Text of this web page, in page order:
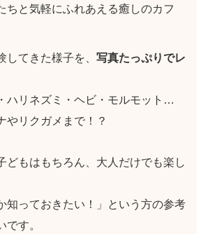
ちと気軽にふれあえる癒しのカフ
してきた様子を、 写真たっぷりでレ
ハリネズミ・ヘビ・モルモット…
やリクガメまで！？
どもはもちろん、大人だけでも楽し
知っておきたい！」という方の参考
です。